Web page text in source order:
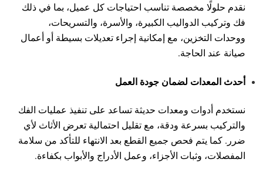
نقدم حلولًا مخصصة تناسب احتياجات كل عميل، بما في ذلك
فك وتركيب الدواليب الكبيرة، والأسرة، والتسريحات،
ووحدات التخزين، مع إمكانية إجراء تعديلات بسيطة أو أعمال
صيانة عند الحاجة.
أحدث المعدات لضمان جودة العمل
نستخدم أدوات ومعدات حديثة تساعد على تنفيذ عمليات الفك
والتركيب بسرعة ودقة، مع تقليل احتمالية تعرض الأثاث لأي
ضرر. كما يتم فحص جميع القطع بعد الانتهاء للتأكد من سلامة
المفصلات، وثبات الأجزاء، وعمل الأدراج والأبواب بكفاءة.